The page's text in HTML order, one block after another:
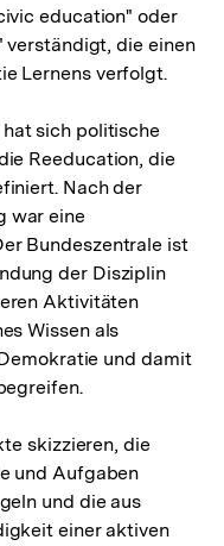
education" oder
die einen
Lernens verfolgt.
sich politische
Reeducation, die
Nach der
war eine
Bundeszentrale ist
der Disziplin
Aktivitäten
Wissen als
und damit
skizzieren, die
und Aufgaben
und die aus
einer aktiven